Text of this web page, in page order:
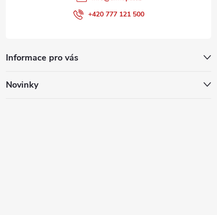
Informace pro vás
Novinky
+420 777 121 500